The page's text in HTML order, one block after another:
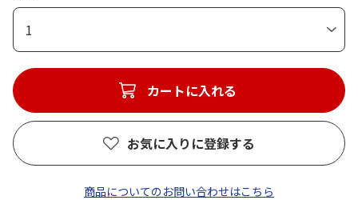
1
カートに入れる
お気に入りに登録する
商品についてのお問い合わせはこちら